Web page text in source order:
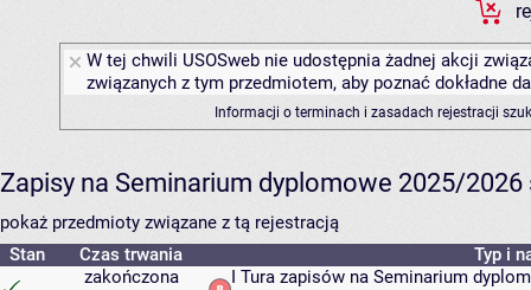
W tej chwili USOSweb nie udostępnia żadnej akcji
związanych z tym przedmiotem, aby poznać dokładne
Informacji o terminach i zasadach rejestracji
Zapisy na Seminarium dyplomowe 2025/2026
pokaż przedmioty związane z tą rejestracją
Stan
Czas trwania
Typ i
zakończona
I Tura zapisów na Seminarium